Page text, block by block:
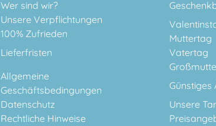
Wer sind wir?
Unsere Verpflichtungen
100% Zufrieden
Lieferfristen
Allgemeine
Geschäftsbedingungen
Datenschutz
Rechtliche Hinweise
Muttertag
Vatertag
Günstiges
Unsere